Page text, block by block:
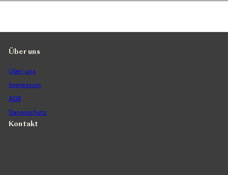
Über uns
Über uns
Impressum
AGB
Datenschutz
Kontakt